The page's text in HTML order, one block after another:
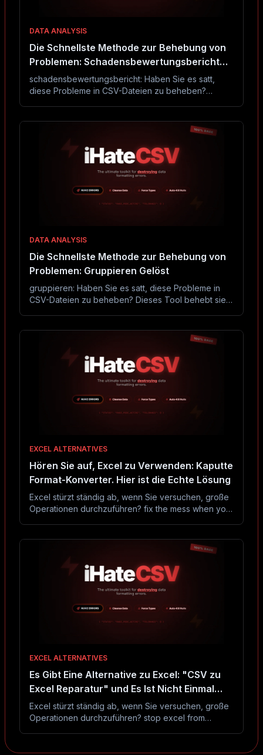
DATA ANALYSIS
Die Schnellste Methode zur Behebung von
Problemen: Schadensbewertungsbericht
Gelöst
schadensbewertungsbericht: Haben Sie es satt,
diese Probleme in CSV-Dateien zu beheben?
DATA ANALYSIS
Die Schnellste Methode zur Behebung von
Problemen: Gruppieren Gelöst
gruppieren: Haben Sie es satt, diese Probleme in
CSV-Dateien zu beheben? Dieses Tool behebt sie
EXCEL ALTERNATIVES
Hören Sie auf, Excel zu Verwenden: Kaputte
Format-Konverter. Hier ist die Echte Lösung
Excel stürzt ständig ab, wenn Sie versuchen, große
Operationen durchzuführen? fix the mess when your
busted tsv formats because nothing ever works the
first time. handle the encoding disasters and
delimiter chaos that plague every data export.?
Hören Sie auf, es zu verwenden. Dieses kostenlose
Tool funktioniert tatsächlich.
EXCEL ALTERNATIVES
Es Gibt Eine Alternative zu Excel: "CSV zu
Excel Reparatur" und Es Ist Nicht Einmal
Nah
Excel stürzt ständig ab, wenn Sie versuchen, große
Operationen durchzuführen? stop excel from
nightmares, and data type failures that make excel